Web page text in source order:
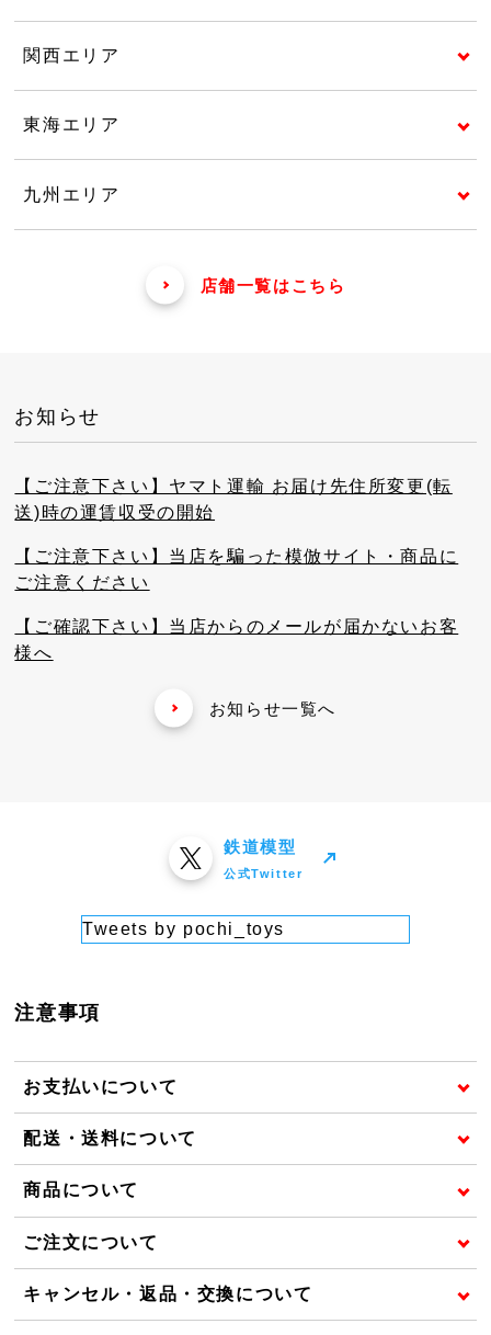
関西エリア
東海エリア
九州エリア
店舗一覧はこちら
お知らせ
【ご注意下さい】ヤマト運輸 お届け先住所変更(転
送)時の運賃収受の開始
【ご注意下さい】当店を騙った模倣サイト・商品に
ご注意ください
【ご確認下さい】当店からのメールが届かないお客
様へ
お知らせ一覧へ
鉄道模型
公式Twitter
Tweets by pochi_toys
注意事項
お支払いについて
配送・送料について
商品について
ご注文について
キャンセル・返品・交換について